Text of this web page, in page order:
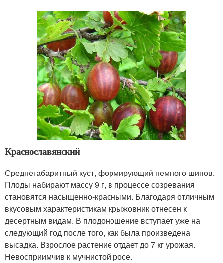
Краснославянский
Среднегабаритный куст, формирующий немного шипов.
Плоды набирают массу 9 г, в процессе созревания
становятся насыщенно-красными. Благодаря отличным
вкусовым характеристикам крыжовник отнесен к
десертным видам. В плодоношение вступает уже на
следующий год после того, как была произведена
высадка. Взрослое растение отдает до 7 кг урожая.
Невосприимчив к мучнистой росе.